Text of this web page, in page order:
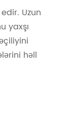
Uzun
yaxşı
həll